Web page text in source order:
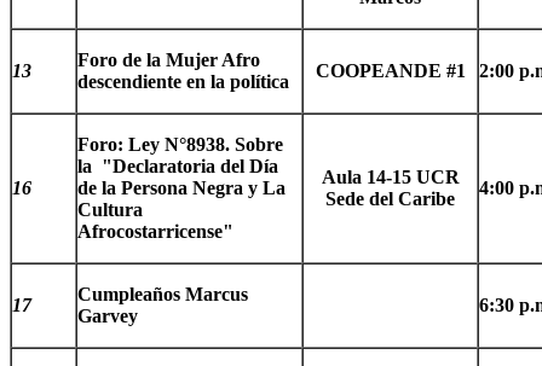
13
Foro de la Mujer Afro
descendiente en la política
COOPEANDE #1 2:00
16
Foro: Ley N°8938. Sobre
la "Declaratoria del Día
de la Persona Negra y La
Cultura
Afrocostarricense"
Aula 14-15 UCR
Sede del Caribe
4:00
17
Cumpleaños Marcus
Garvey
6:30